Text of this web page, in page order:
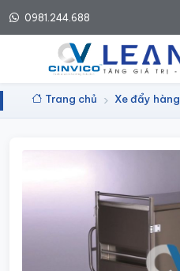
0981.244.688
Trang chủ Xe đẩy hàng